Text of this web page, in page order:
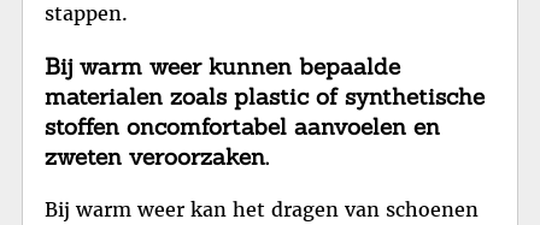
stappen.
Bij warm weer kunnen bepaalde
materialen zoals plastic of synthetische
stoffen oncomfortabel aanvoelen en
zweten veroorzaken.
Bij warm weer kan het dragen van schoenen